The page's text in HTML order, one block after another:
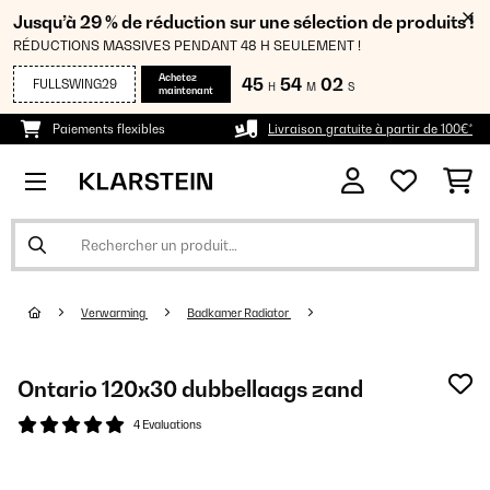
Jusqu’à 29 % de réduction sur une sélection de produits !
RÉDUCTIONS MASSIVES PENDANT 48 H SEULEMENT !
FULLSWING29
Achetez
maintenant
45 H 54 M 01 S
Paiements flexibles Livraison gratuite à partir de 100€*
Verwarming Badkamer Radiator
Ontario 120x30 dubbellaags zand
4 Evaluations